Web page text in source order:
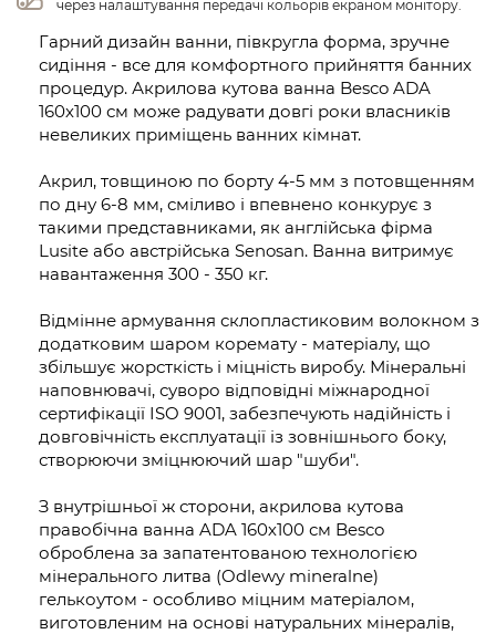
через налаштування передачі кольорів екраном монітору.
Гарний дизайн ванни, півкругла форма, зручне
сидіння - все для комфортного прийняття банних
процедур. Акрилова кутова ванна Besco ADA
160х100 см може радувати довгі роки власників
невеликих приміщень ванних кімнат.
Акрил, товщиною по борту 4-5 мм з потовщенням
по дну 6-8 мм, сміливо і впевнено конкурує з
такими представниками, як англійська фірма
Lusite або австрійська Senosan. Ванна витримує
навантаження 300 - 350 кг.
Відмінне армування склопластиковим волокном з
додатковим шаром коремату - матеріалу, що
збільшує жорсткість і міцність виробу. Мінеральні
наповнювачі, суворо відповідні міжнародної
сертифікації ISO 9001, забезпечують надійність і
довговічність експлуатації із зовнішнього боку,
створюючи зміцнюючий шар "шуби".
З внутрішньої ж сторони, акрилова кутова
правобічна ванна ADA 160х100 см Besco
оброблена за запатентованою технологією
мінерального литва (Odlewy mineralne)
гелькоутом - особливо міцним матеріалом,
виготовленим на основі натуральних мінералів,